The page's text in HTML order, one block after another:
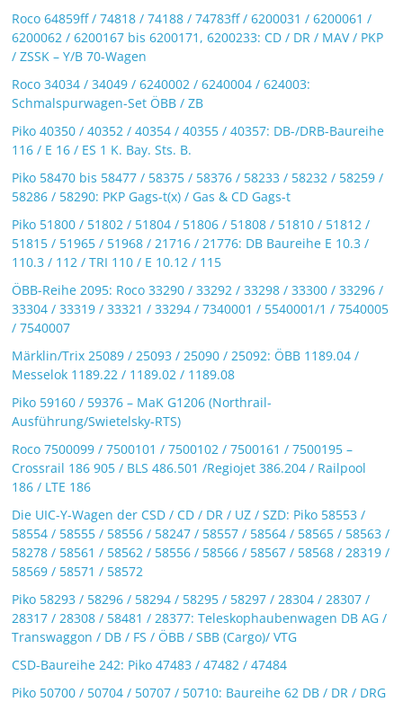
Roco 64859ff / 74818 / 74188 / 74783ff / 6200031 / 6200061 /
6200062 / 6200167 bis 6200171, 6200233: CD / DR / MAV / PKP
/ ZSSK – Y/B 70-Wagen
Roco 34034 / 34049 / 6240002 / 6240004 / 624003:
Schmalspurwagen-Set ÖBB / ZB
Piko 40350 / 40352 / 40354 / 40355 / 40357: DB-/DRB-Baureihe
116 / E 16 / ES 1 K. Bay. Sts. B.
Piko 58470 bis 58477 / 58375 / 58376 / 58233 / 58232 / 58259 /
58286 / 58290: PKP Gags-t(x) / Gas & CD Gags-t
Piko 51800 / 51802 / 51804 / 51806 / 51808 / 51810 / 51812 /
51815 / 51965 / 51968 / 21716 / 21776: DB Baureihe E 10.3 /
110.3 / 112 / TRI 110 / E 10.12 / 115
ÖBB-Reihe 2095: Roco 33290 / 33292 / 33298 / 33300 / 33296 /
33304 / 33319 / 33321 / 33294 / 7340001 / 5540001/1 / 7540005
/ 7540007
Märklin/Trix 25089 / 25093 / 25090 / 25092: ÖBB 1189.04 /
Messelok 1189.22 / 1189.02 / 1189.08
Piko 59160 / 59376 – MaK G1206 (Northrail-
Ausführung/Swietelsky-RTS)
Roco 7500099 / 7500101 / 7500102 / 7500161 / 7500195 –
Crossrail 186 905 / BLS 486.501 /Regiojet 386.204 / Railpool
186 / LTE 186
Die UIC-Y-Wagen der CSD / CD / DR / UZ / SZD: Piko 58553 /
58554 / 58555 / 58556 / 58247 / 58557 / 58564 / 58565 / 58563 /
58278 / 58561 / 58562 / 58556 / 58566 / 58567 / 58568 / 28319 /
58569 / 58571 / 58572
Piko 58293 / 58296 / 58294 / 58295 / 58297 / 28304 / 28307 /
28317 / 28308 / 58481 / 28377: Teleskophaubenwagen DB AG /
Transwaggon / DB / FS / ÖBB / SBB (Cargo)/ VTG
CSD-Baureihe 242: Piko 47483 / 47482 / 47484
Piko 50700 / 50704 / 50707 / 50710: Baureihe 62 DB / DR / DRG